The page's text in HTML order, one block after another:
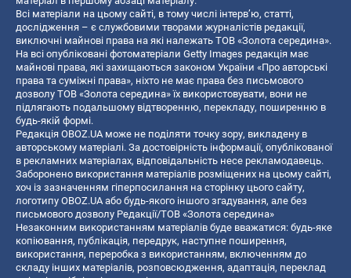
Всі матеріали на цьому сайті, в тому числі інтерв’ю, статті,
дослідження – є службовими творами журналістів редакції,
виключні майнові права на які належать ТОВ «Золота середина».
На всі опубліковані фотоматеріали Getty Images редакція має
майнові права, які захищаються законом України «Про авторські
права та суміжні права», ніхто не має права без письмового
дозволу ТОВ «Золота середина» їх використовувати, вони не
підлягають подальшому відтворенню, перекладу, поширенню в
будь-якій формі.
Редакція OBOZ.UA може не поділяти точку зору, викладену в
авторському матеріалі. За достовірність інформації, опублікованої
в рекламних матеріалах, відповідальність несе рекламодавець.
Заборонено використання матеріалів розміщених на цьому сайті,
хоч із зазначенням гіперпосилання на сторінку цього сайту,
логотипу OBOZ.UA або будь-якого іншого згадування, але без
письмового дозволу Редакції/ТОВ «Золота середина»
Незаконним використанням матеріалів буде вважатися: будь-яке
копiювання, публiкацiя, передрук, наступне поширення,
використання, переробка з використанням, включенням до
складу інших матеріалів, розповсюдження, адаптація, переклад